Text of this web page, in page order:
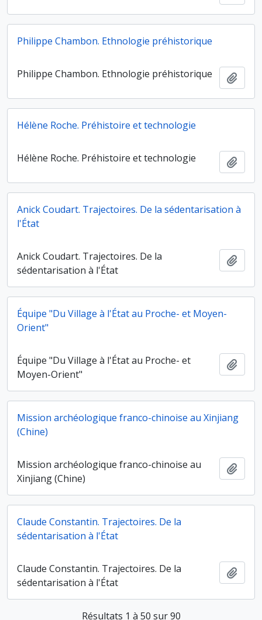
Philippe Chambon. Ethnologie préhistorique
Philippe Chambon. Ethnologie préhistorique
Hélène Roche. Préhistoire et technologie
Hélène Roche. Préhistoire et technologie
Anick Coudart. Trajectoires. De la sédentarisation à
l'État
Anick Coudart. Trajectoires. De la
sédentarisation à l'État
Équipe "Du Village à l'État au Proche- et Moyen-
Orient"
Équipe "Du Village à l'État au Proche- et
Moyen-Orient"
Mission archéologique franco-chinoise au Xinjiang
(Chine)
Mission archéologique franco-chinoise au
Xinjiang (Chine)
Claude Constantin. Trajectoires. De la
sédentarisation à l'État
Claude Constantin. Trajectoires. De la
sédentarisation à l'État
Résultats 1 à 50 sur 90